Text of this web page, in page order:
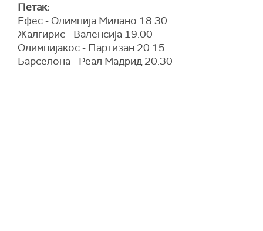
Петак:
Ефес - Олимпија Милано 18.30
Жалгирис - Валенсија 19.00
Олимпијакос - Партизан 20.15
Барселона - Реал Мадрид 20.30